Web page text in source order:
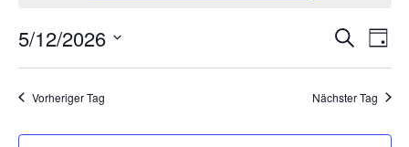
SucheTag
5/12/2026
Vorheriger Tag Nächster Tag